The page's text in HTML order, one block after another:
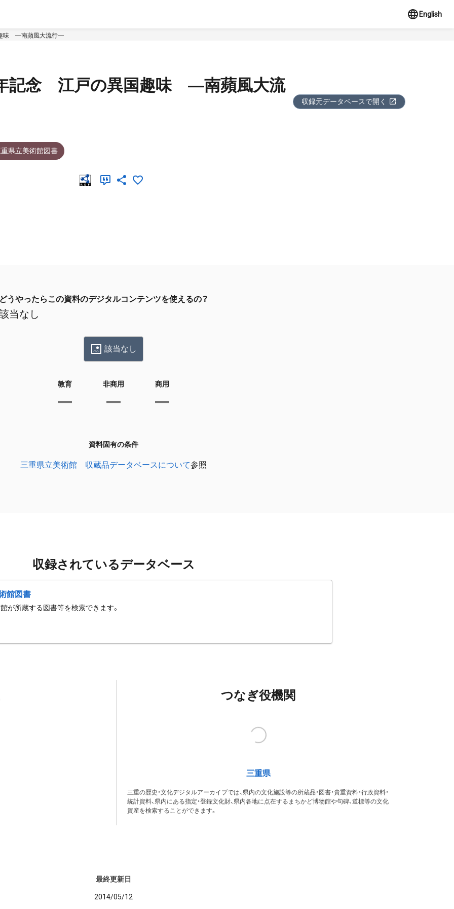
English
趣味 ―南蘋風大流行―
年記念 江戸の異国趣味 ―南蘋風大流
収録元データベースで開く
重県立美術館図書
どうやったらこの資料のデジタルコンテンツを使えるの？
当なし
該当なし
教育 非商用 商用
資料固有の条件
三重県立美術館 収蔵品データベースについて参照
収録されているデータベース
館図書
が所蔵する図書等を検索できます。
つなぎ役機関
三重県
三重の歴史・文化デジタルアーカイブでは、県内の文化施設等の所蔵品・図書・貴重資料・行政資料・
統計資料、県内にある指定・登録文化財、県内各地に点在するまちかど博物館や句碑、道標等の文化
資産を検索することができます。
最終更新日
2014/05/12